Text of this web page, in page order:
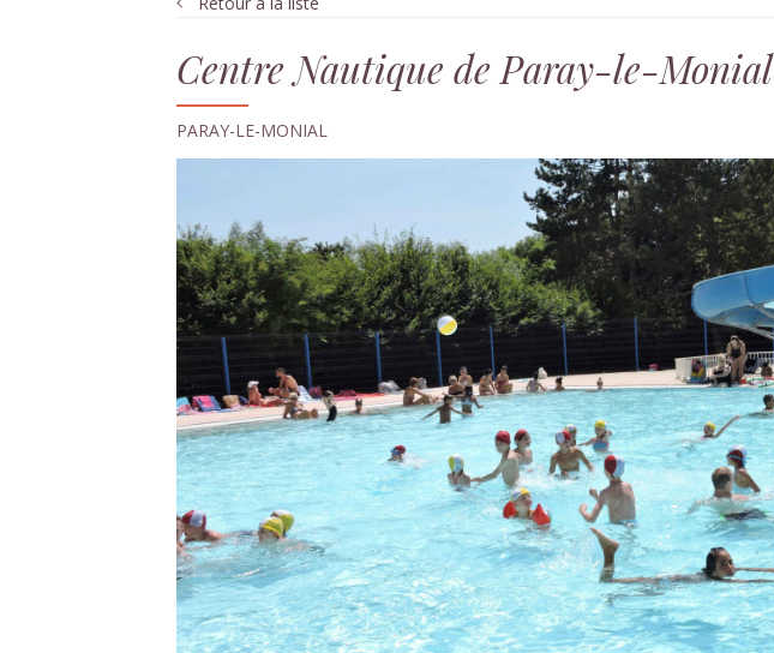
Centre Nautique de Paray-le-Monial
PARAY-LE-MONIAL